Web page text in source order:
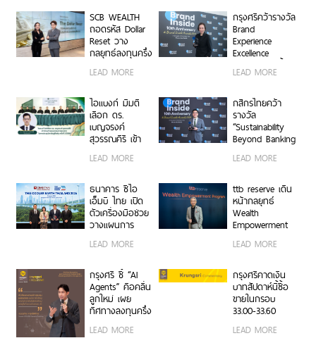
ทีม Industry
Specialists เชื่อม
องค์ความรู้
โอกาสทางธุรกิจ
ลงทุน เสริมแกร่ง
Center และ
Supply Chain
ตอกย้ำจุดแข็ง
THINK ASEAN,
THINK CIMB
SCB WEALTH
ถอดรหัส Dollar
Reset วาง
กลยุทธ์ลงทุนครึ่ง
สหรัฐฯ-ตลาดเกิด
ระยะสั้น-กลาง
เสริมพอร์ตแกร่ง
LEAD MORE
กรุงศรีคว้ารางวัล
Brand
Experience
Excellence
คำมั่นสัญญา
ได้ทุกวัน”
LEAD MORE
ไอแบงก์ มีมติ
เลือก ดร.
เบญจรงค์
สุวรรณคีรี เข้า
กรรมการ
LEAD MORE
กสิกรไทยคว้า
รางวัล
“Sustainability
Beyond Banking
เคลื่อนภาคธุรกิจ
และการเติบโต
อย่างยั่งยืน
LEAD MORE
ธนาคาร ซีไอ
เอ็มบี ไทย เปิด
ตัวเครื่องมือช่วย
วางแผนการ
สภาพภูมิอากาศ
Cooler Earth
Thailand 2026
LEAD MORE
ttb reserve เดิน
หน้ากลยุทธ์
Wealth
Empowerment
Program สร้าง
สานต่อความ
สำเร็จครอบครัว
จากรุ่นสู่รุ่น
LEAD MORE
กรุงศรี ชี้ “AI
Agents” คือคลื่น
ลูกใหม่ เผย
ทิศทางลงทุนครึ่ง
สูตรจัดพอร์ต
LEAD MORE
กรุงศรีคาดเงิน
บาทสัปดาห์นี้ซื้อ
ขายในกรอบ
33.00-33.60
งานสหรัฐฯ
LEAD MORE